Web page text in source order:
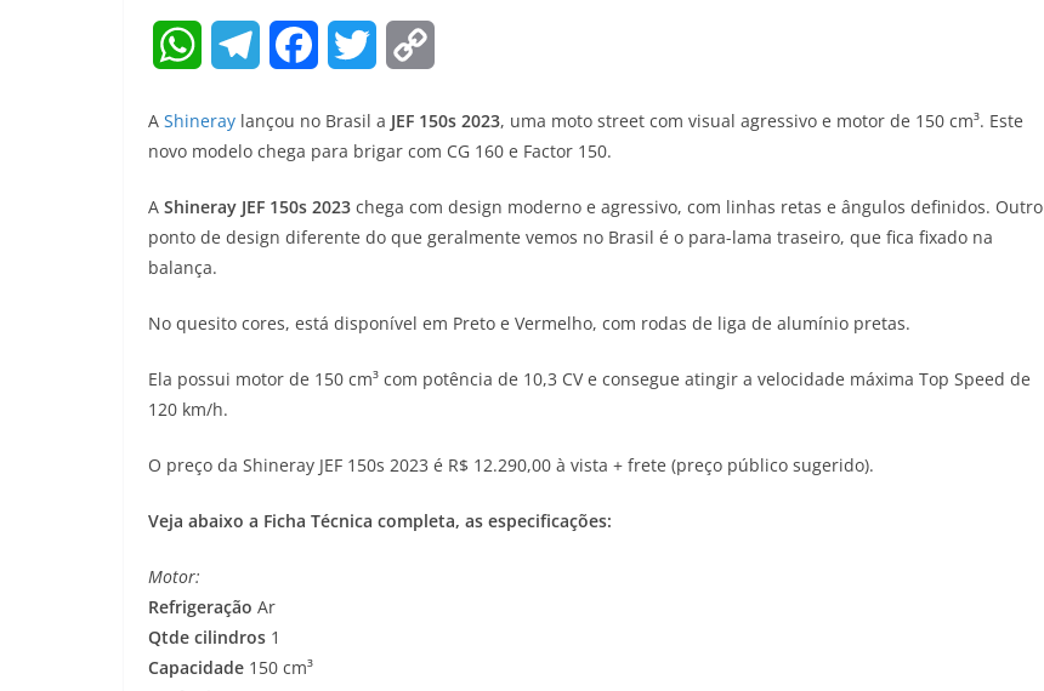
W
a
s
p
p
l
g
a
m
c
b
o
k
i
t
r
p
L
n
k
A Shineray lançou no Brasil a JEF 150s 2023, uma moto street com visual agressivo e motor de 150 cm³. Este
novo modelo chega para brigar com CG 160 e Factor 150.
A Shineray JEF 150s 2023 chega com design moderno e agressivo, com linhas retas e ângulos definidos. Outro
ponto de design diferente do que geralmente vemos no Brasil é o para-lama traseiro, que fica fixado na
balança.
No quesito cores, está disponível em Preto e Vermelho, com rodas de liga de alumínio pretas.
Ela possui motor de 150 cm³ com potência de 10,3 CV e consegue atingir a velocidade máxima Top Speed de
120 km/h.
O preço da Shineray JEF 150s 2023 é R$ 12.290,00 à vista + frete (preço público sugerido).
Veja abaixo a Ficha Técnica completa, as especificações:
Motor:
Refrigeração Ar
Qtde cilindros 1
Capacidade 150 cm³